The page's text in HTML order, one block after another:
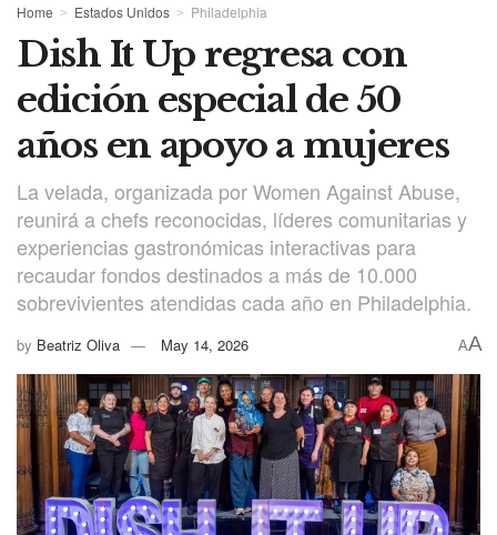
Home Estados Unidos Philadelphia
Dish It Up regresa con
edición especial de 50
años en apoyo a mujeres
La velada, organizada por Women Against Abuse,
reunirá a chefs reconocidas, líderes comunitarias y
experiencias gastronómicas interactivas para
recaudar fondos destinados a más de 10.000
sobrevivientes atendidas cada año en Philadelphia.
by Beatriz Oliva May 14, 2026 AA